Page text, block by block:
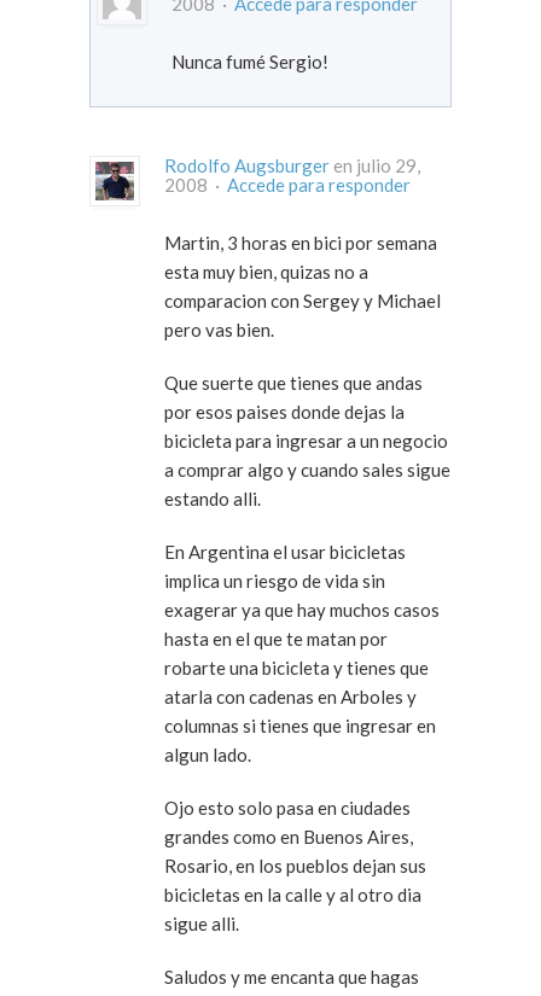
Nunca fumé Sergio!
Rodolfo Augsburger en julio 29,
2008 · Accede para responder
Martin, 3 horas en bici por semana
esta muy bien, quizas no a
comparacion con Sergey y Michael
pero vas bien.
Que suerte que tienes que andas
por esos paises donde dejas la
bicicleta para ingresar a un negocio
a comprar algo y cuando sales sigue
estando alli.
En Argentina el usar bicicletas
implica un riesgo de vida sin
exagerar ya que hay muchos casos
hasta en el que te matan por
robarte una bicicleta y tienes que
atarla con cadenas en Arboles y
columnas si tienes que ingresar en
algun lado.
Ojo esto solo pasa en ciudades
grandes como en Buenos Aires,
Rosario, en los pueblos dejan sus
bicicletas en la calle y al otro dia
sigue alli.
Saludos y me encanta que hagas